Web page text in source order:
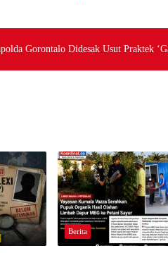
Gorontalo Didesak Usut Praktek
Berita